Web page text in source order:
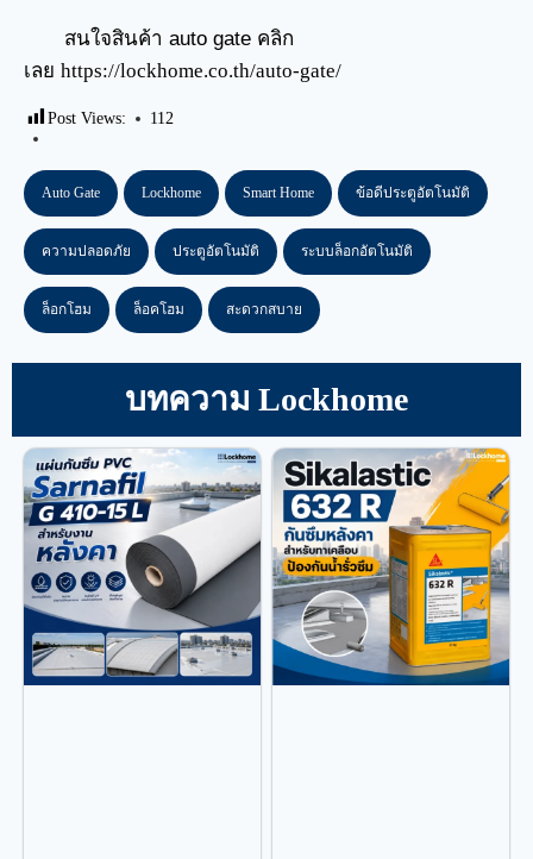
สนใจสินค้า auto gate คลิก
เลย https://lockhome.co.th/auto-gate/
Post Views: 112
Auto Gate Lockhome Smart Home ข้อดีประตูอัตโนมัติ
ความปลอดภัย ประตูอัตโนมัติ ระบบล็อกอัตโนมัติ
ล็อกโฮม ล็อคโฮม สะดวกสบาย
บทความ Lockhome